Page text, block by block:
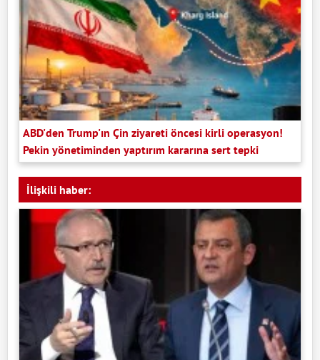
ABD'den Trump'ın Çin ziyareti öncesi kirli operasyon!
Pekin yönetiminden yaptırım kararına sert tepki
İlişkili haber: